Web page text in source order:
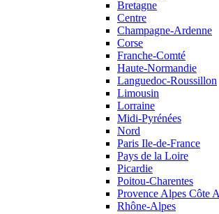
Bretagne
Centre
Champagne-Ardenne
Corse
Franche-Comté
Haute-Normandie
Languedoc-Roussillon
Limousin
Lorraine
Midi-Pyrénées
Nord
Paris Ile-de-France
Pays de la Loire
Picardie
Poitou-Charentes
Provence Alpes Côte
Rhône-Alpes